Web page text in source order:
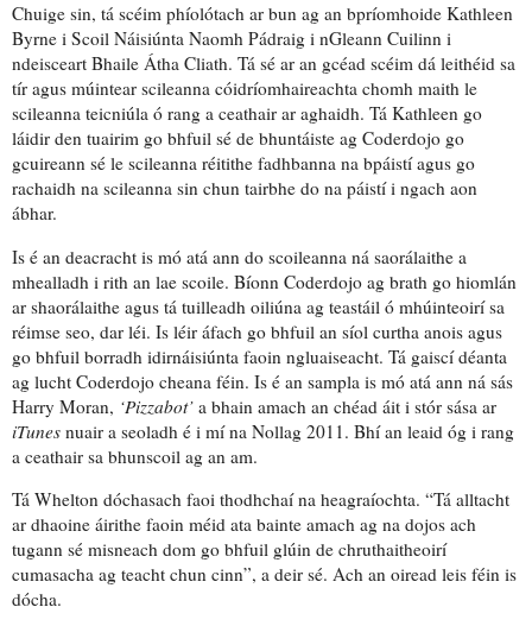
Chuige sin, tá scéim phíolótach ar bun ag an bpríomhoide Kathleen
Byrne i Scoil Náisiúnta Naomh Pádraig i nGleann Cuilinn i
ndeisceart Bhaile Átha Cliath. Tá sé ar an gcéad scéim dá leithéid sa
tír agus múintear scileanna cóidríomhaireachta chomh maith le
scileanna teicniúla ó rang a ceathair ar aghaidh. Tá Kathleen go
láidir den tuairim go bhfuil sé de bhuntáiste ag Coderdojo go
gcuireann sé le scileanna réitithe fadhbanna na bpáistí agus go
rachaidh na scileanna sin chun tairbhe do na páistíi ngach aon
ábhar.
Is é an deacracht is mó atá ann do scoileanna ná saorálaithe a
mhealladh i rith an lae scoile. Bíonn Coderdojo ag brath go hiomlán
ar shaorálaithe agus tá tuilleadh oiliúna ag teastáil ó mhúinteoirí sa
réimse seo, dar léi. Is léir áfach go bhfuil an síol curtha anois agus
go bhfuil borradh idirnáisiúnta faoin ngluaiseacht. Tá gaiscí déanta
ag lucht Coderdojo cheana féin. Is é an sampla is mó atá ann ná sás
Harry Moran, ‘Pizzabot’ a bhain amach an chéad áit i stór sása ar
iTunes nuair a seoladh é i mí na Nollag 2011. Bhí an leaid óg i rang
a ceathair sa bhunscoil ag an am.
Tá Whelton dóchasach faoi thodhchaí na heagraíochta. “Tá alltacht
ar dhaoine áirithe faoin méid ata bainte amach ag na dojos ach
tugann sé misneach dom go bhfuil glúin de chruthaitheoirí
cumasacha ag teacht chun cinn”, a deir sé. Ach an oiread leis féin is
dócha.